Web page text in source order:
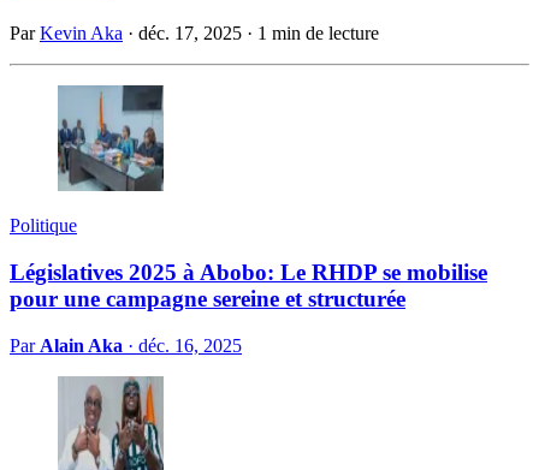
ParKevin Aka · déc. 17, 2025 · 1 min de lecture
Politique
Législatives 2025 à Abobo: Le RHDP se mobilise
pour une campagne sereine et structurée
Par Alain Aka · déc. 16, 2025